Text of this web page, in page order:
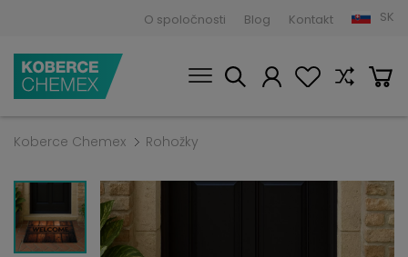
O spoločnosti Blog Kontakt SK
Koberce Chemex Rohožky